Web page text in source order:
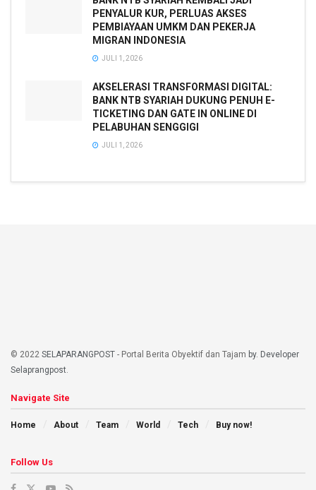
PENYALUR KUR, PERLUAS AKSES
PEMBIAYAAN UMKM DAN PEKERJA
MIGRAN INDONESIA
JULI 1, 2026
AKSELERASI TRANSFORMASI DIGITAL:
BANK NTB SYARIAH DUKUNG PENUH E-
TICKETING DAN GATE IN ONLINE DI
PELABUHAN SENGGIGI
JULI 1, 2026
© 2022 SELAPARANGPOST - Portal Berita Obyektif dan Tajam by. Developer
Selaprangpost.
Navigate Site
Home About Team World Tech Buy now!
Follow Us